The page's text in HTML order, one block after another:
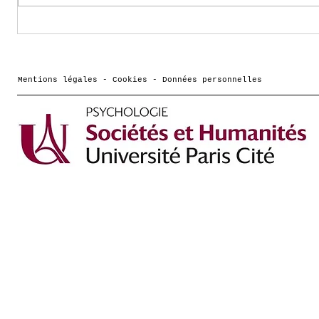
mentale ? une
interview de Morgane
Hericher sur France
culture
Mentions légales - Cookies - Données personnelles